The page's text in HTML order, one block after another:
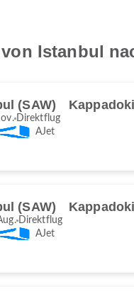
Istanbul
(SAW)
Direktflug
AJet
(SAW)
Direktflug
AJet